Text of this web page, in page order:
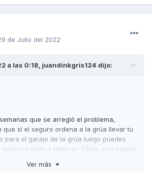
de Julio del 2022
a las 0:18, juandinkgris124 dijo:
que se arregló el problema,
que si el seguro ordena a la grúa llevar tu
para el garaje de la grúa luego puedes
lleven la moto a taller en 72hrs, con suerte
curro esperar la grúa el lunes para que la
Ver más